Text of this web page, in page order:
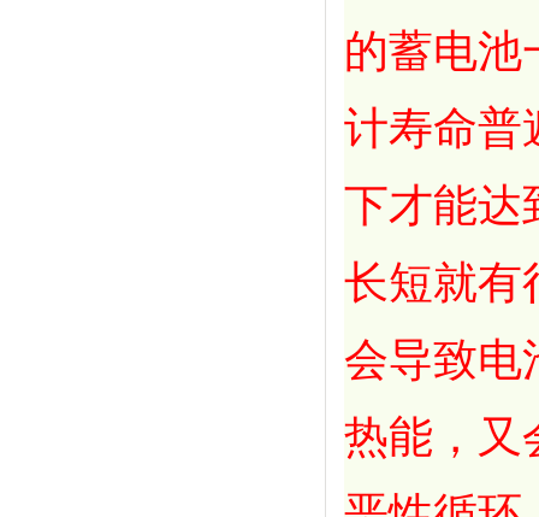
的蓄电池
计寿命普
下才能达
长短就有
会导致电
热能，又